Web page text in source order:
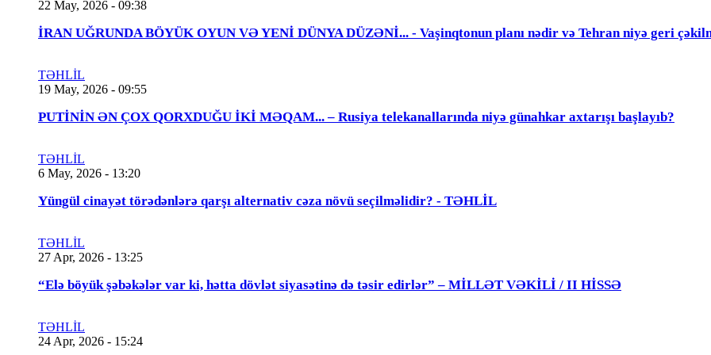
22 May, 2026 - 09:38
İRAN UĞRUNDA BÖYÜK OYUN VƏ YENİ DÜNYA DÜZƏNİ... - Vaşinqtonun planı nədir və Tehran niyə geri
TƏHLİL
19 May, 2026 - 09:55
PUTİNİN ƏN ÇOX QORXDUĞU İKİ MƏQAM... – Rusiya telekanallarında niyə günahkar axtarışı başlayıb?
TƏHLİL
6 May, 2026 - 13:20
Yüngül cinayət törədənlərə qarşı alternativ cəza növü seçilməlidir? - TƏHLİL
TƏHLİL
27 Apr, 2026 - 13:25
“Elə böyük şəbəkələr var ki, hətta dövlət siyasətinə də təsir edirlər” – MİLLƏT VƏKİLİ / II HİSSƏ
TƏHLİL
24 Apr, 2026 - 15:24